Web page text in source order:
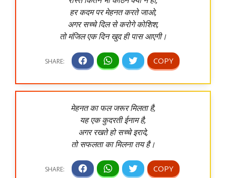
हर कदम पर मेहनत करते जाओ,
अगर सच्चे दिल से करोगे कोशिश,
तो मंजिल एक दिन खुद ही पास आएगी।
मेहनत का फल जरूर मिलता है,
यह एक कुदरती ईनाम है,
अगर रखते हो सच्चे इरादे,
तो सफलता का मिलना तय है।